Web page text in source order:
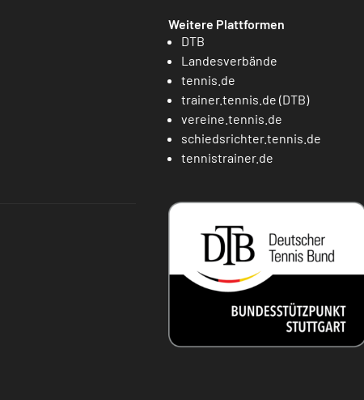
Weitere Plattformen
DTB
Landesverbände
tennis.de
trainer.tennis.de (DTB)
vereine.tennis.de
schiedsrichter.tennis.de
tennistrainer.de